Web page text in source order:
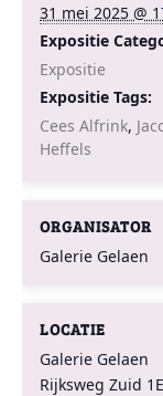
31 mei 2025 @
Expositie
Expositie
Expositie Tags:
Cees Alfrink,
Heffels
LOCATIE
Galerie Gelaen
Rijksweg Zuid 1E
ORGANISATOR
Galerie Gelaen